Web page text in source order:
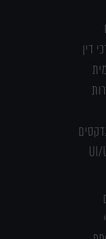
דין